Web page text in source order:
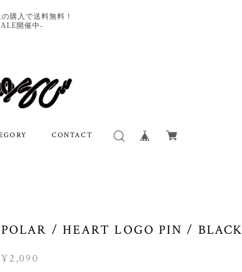
購入で送料無料！
開催中-
CONTACT
POLAR / HEART LOGO PIN / BLACK
¥2,090